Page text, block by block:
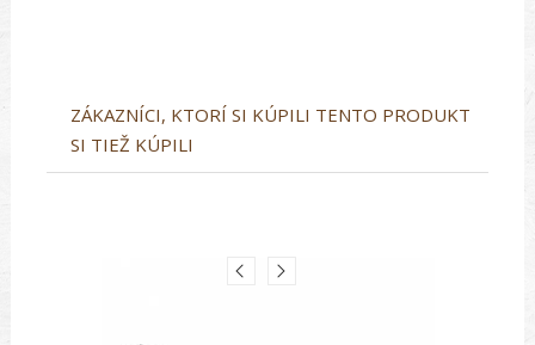
ZÁKAZNÍCI, KTORÍ SI KÚPILI TENTO PRODUKT
SI TIEŽ KÚPILI